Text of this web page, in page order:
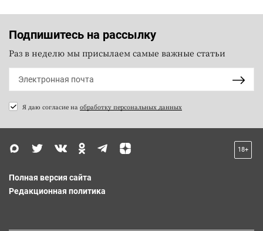
Подпишитесь на рассылку
Раз в неделю мы присылаем самые важные статьи
Я даю согласие на обработку персональных данных
18+
Полная версия сайта
Редакционная политика